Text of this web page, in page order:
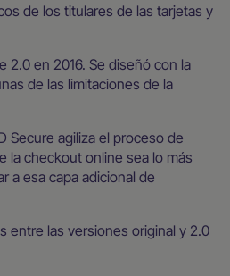
de los titulares de las tarjetas y
2.0 en 2016. Se diseñó con la
de las limitaciones de la
Secure agiliza el proceso de
la checkout online sea lo más
a esa capa adicional de
entre las versiones original y 2.0